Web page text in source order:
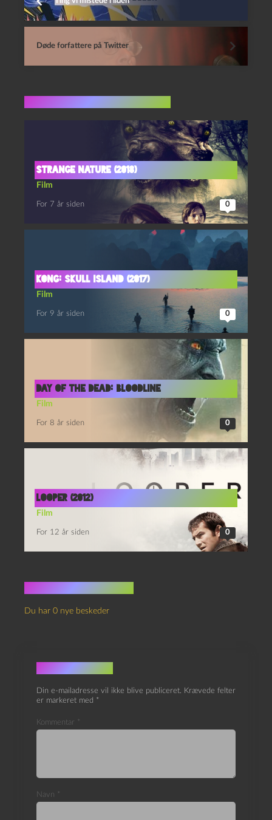
Døde forfattere på Twitter
Strange Nature (2018)
Film
For 7 år siden 0
Kong: Skull Island (2017)
Film
For 9 år siden 0
Day of the Dead: Bloodline
Film
For 8 år siden 0
Looper (2012)
Film
For 12 år siden 0
Du har 0 nye beskeder
Skriv et svar
Din e-mailadresse vil ikke blive publiceret. Krævede felter
er markeret med *
Kommentar *
Navn *